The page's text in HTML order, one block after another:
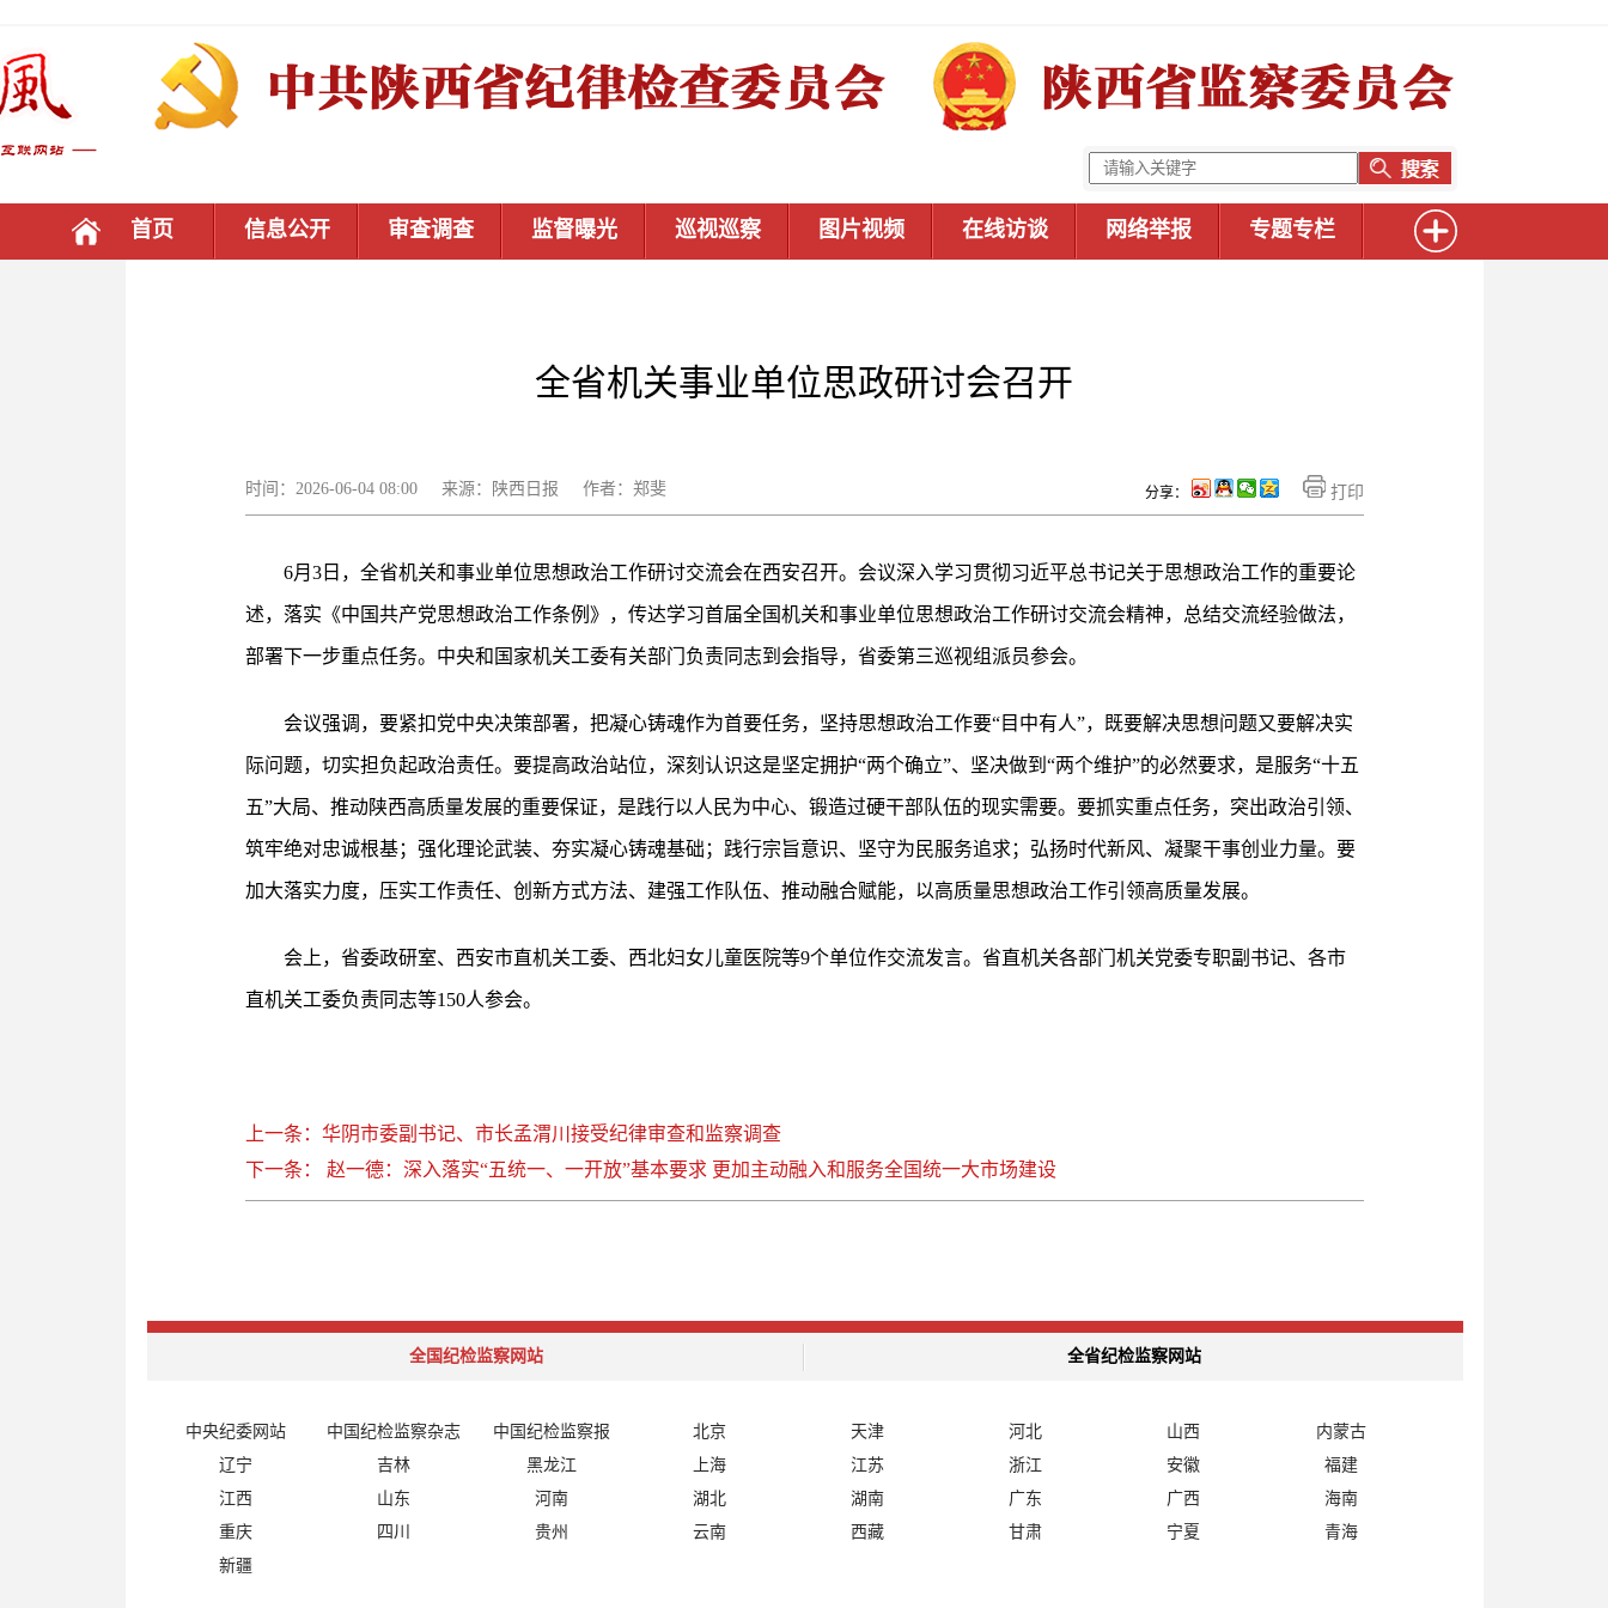
首页 信息公开 审查调查 监督曝光 巡视巡察 图片视频 在线访谈 网络举报 专题专栏
全省机关事业单位思政研讨会召开
时间：2026-06-04 08:00 来源：陕西日报 作者：郑斐 打印
分享：
6月3日，全省机关和事业单位思想政治工作研讨交流会在西安召开。会议深入学习贯彻习近平总书记关于思想政治工作的重要论
述，落实《中国共产党思想政治工作条例》，传达学习首届全国机关和事业单位思想政治工作研讨交流会精神，总结交流经验做法，
部署下一步重点任务。中央和国家机关工委有关部门负责同志到会指导，省委第三巡视组派员参会。
会议强调，要紧扣党中央决策部署，把凝心铸魂作为首要任务，坚持思想政治工作要“目中有人”，既要解决思想问题又要解决实
际问题，切实担负起政治责任。要提高政治站位，深刻认识这是坚定拥护“两个确立”、坚决做到“两个维护”的必然要求，是服务“十五
五”大局、推动陕西高质量发展的重要保证，是践行以人民为中心、锻造过硬干部队伍的现实需要。要抓实重点任务，突出政治引领、
筑牢绝对忠诚根基；强化理论武装、夯实凝心铸魂基础；践行宗旨意识、坚守为民服务追求；弘扬时代新风、凝聚干事创业力量。要
加大落实力度，压实工作责任、创新方式方法、建强工作队伍、推动融合赋能，以高质量思想政治工作引领高质量发展。
会上，省委政研室、西安市直机关工委、西北妇女儿童医院等9个单位作交流发言。省直机关各部门机关党委专职副书记、各市
直机关工委负责同志等150人参会。
上一条：华阴市委副书记、市长孟渭川接受纪律审查和监察调查
下一条： 赵一德：深入落实“五统一、一开放”基本要求 更加主动融入和服务全国统一大市场建设
全国纪检监察网站 全省纪检监察网站
中央纪委网站 中国纪检监察杂志 中国纪检监察报 北京 天津 河北 山西
内蒙古
辽宁
吉林 黑龙江 上海 江苏 浙江 安徽
福建
江西
山东 河南 湖北 湖南 广东 广西
海南
重庆
四川 贵州 云南 西藏 甘肃 宁夏
青海
新疆